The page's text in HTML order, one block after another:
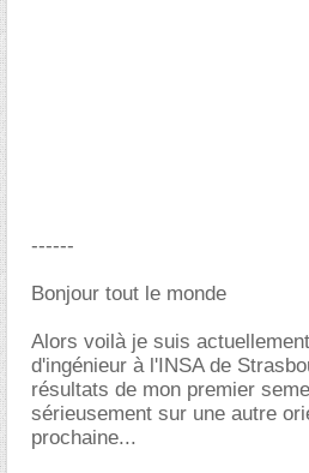
------
Bonjour tout le monde
Alors voilà je suis
d'ingénieur à l'INSA de
résultats de mon premier
sérieusement sur une autre
prochaine...